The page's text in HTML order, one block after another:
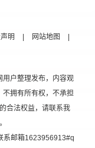
明 | 网站地图
|
户整理发布，内容观
拥有所有权，不承担
合法权益，请联系我
系邮箱1623956913#q